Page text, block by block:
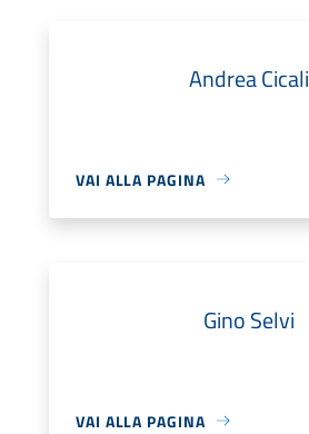
Andrea Cicali
VAI ALLA PAGINA
Gino Selvi
VAI ALLA PAGINA